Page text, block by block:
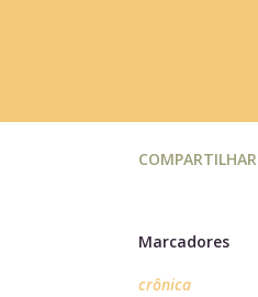
COMPARTILHAR
Marcadores
crônica